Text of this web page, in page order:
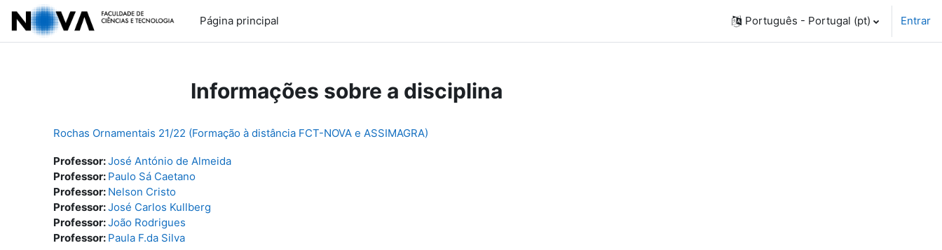
Ir para o conteúdo principal
Página principal
Português - Portugal ‎(pt)‎ Entrar
Informações sobre a disciplina
Rochas Ornamentais 21/22 (Formação à distância FCT-NOVA e ASSIMAGRA)
Professor:José António de Almeida
Professor: Paulo Sá Caetano
Professor: Nelson Cristo
Professor:José Carlos Kullberg
Professor:João Rodrigues
Professor: Paula F.da Silva